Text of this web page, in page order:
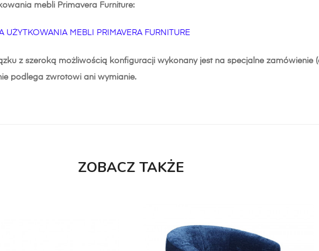
mebli Primavera Furniture:
UŻYTKOWANIA MEBLI PRIMAVERA FURNITURE
z szeroką możliwością konfiguracji wykonany jest na specjalne zamówienie
podlega zwrotowi ani wymianie.
ZOBACZ TAKŻE